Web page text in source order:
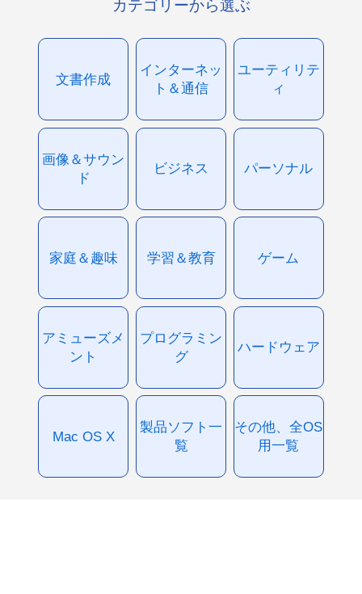
カテゴリーから選ぶ
文書作成
インターネッ
ト＆通信
ユーティリテ
ィ
画像＆サウン
ド
ビジネス パーソナル
家庭＆趣味 学習＆教育 ゲーム
アミューズメ
ント
プログラミン
グ
ハードウェア
Mac OS X
製品ソフト一
覧
その他、全OS
用一覧